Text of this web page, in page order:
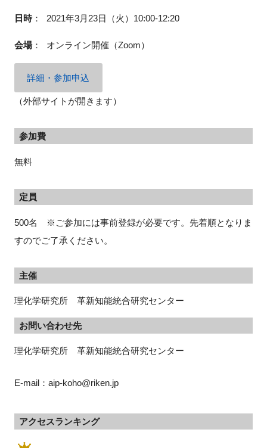
日時： 2021年3月23日（火）10:00-12:20
会場： オンライン開催（Zoom）
詳細・参加申込
（外部サイトが開きます）
参加費
無料
定員
500名 ※ご参加には事前登録が必要です。先着順となりま
すのでご了承ください。
主催
理化学研究所 革新知能統合研究センター
お問い合わせ先
理化学研究所　革新知能統合研究センター
E-mail：aip-koho@riken.jp
アクセスランキング